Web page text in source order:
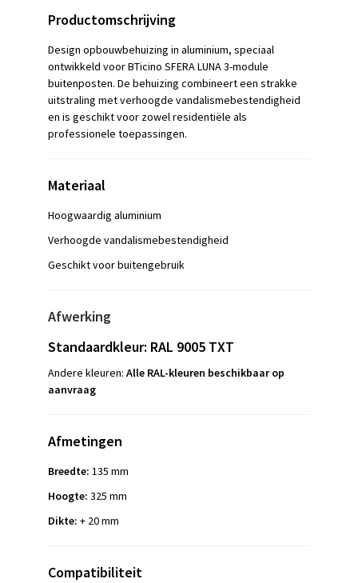
Productomschrijving
Design opbouwbehuizing in aluminium, speciaal
ontwikkeld voor BTicino SFERA LUNA 3-module
buitenposten. De behuizing combineert een strakke
uitstraling met verhoogde vandalismebestendigheid
en is geschikt voor zowel residentiële als
professionele toepassingen.
Materiaal
Hoogwaardig aluminium
Verhoogde vandalismebestendigheid
Geschikt voor buitengebruik
Afwerking
Standaardkleur: RAL 9005 TXT
Andere kleuren: Alle RAL-kleuren beschikbaar op
aanvraag
Afmetingen
Breedte: 135 mm
Hoogte: 325 mm
Dikte: + 20 mm
Compatibiliteit